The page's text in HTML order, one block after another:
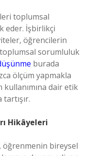
toplumsal
eder. İşbirlikçi
öğrencilerin
sorumluluk
burada
ölçüm yapmakla
kullanımına dair etik
Hikâyeleri
öğrenmenin bireysel